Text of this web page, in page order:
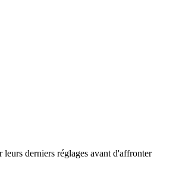
derniers réglages avant d'affronter